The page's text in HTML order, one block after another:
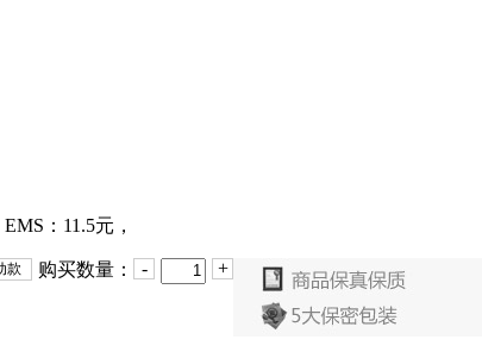
： 11.5元，
款 购买数量： - +